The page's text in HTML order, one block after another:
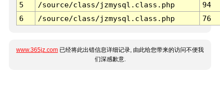
5
/source/class/jzmysql.class.php
94
6
/source/class/jzmysql.class.php 76
www.365jz.com 已经将此出错信息详细记录, 由此给您带来的访问不便我
们深感歉意.